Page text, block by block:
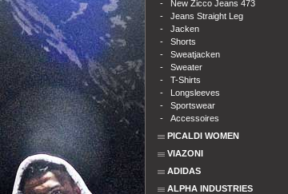
- New Zicco Jeans 473
- Jeans Straight Leg
- Jacken
- Shorts
- Sweatjacken
- Sweater
- T-Shirts
- Longsleeves
- Sportswear
- Accessoires
PICALDI WOMEN
VIAZONI
ADIDAS
ALPHA INDUSTRIES